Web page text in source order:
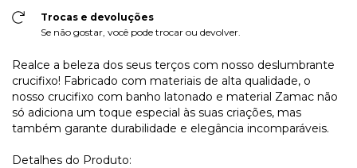
Trocas e devoluções
Se não gostar, você pode trocar ou devolver.
Realce a beleza dos seus terços com nosso deslumbrante
crucifixo! Fabricado com materiais de alta qualidade, o
nosso crucifixo com banho latonado e material Zamac não
só adiciona um toque especial às suas criações, mas
também garante durabilidade e elegância incomparáveis.
Detalhes do Produto: